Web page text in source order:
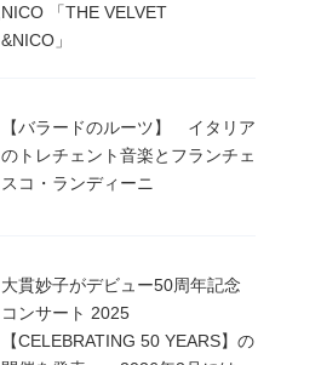
「THE VELVET
」
【バラードのルーツ】 イタリア
のトレチェント音楽とフランチェ
スコ・ランディーニ
大貫妙子がデビュー50周年記念
コンサート 2025
【CELEBRATING 50 YEARS】の